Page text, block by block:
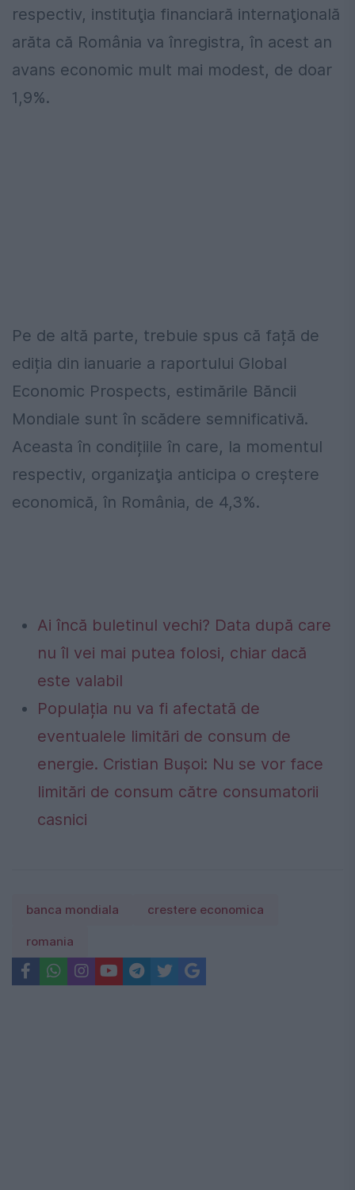
respectiv, instituţia financiară internaţională
arăta că România va înregistra, în acest an
avans economic mult mai modest, de doar
1,9%.
Pe de altă parte, trebuie spus că față de
ediția din ianuarie a raportului Global
Economic Prospects, estimările Băncii
Mondiale sunt în scădere semnificativă.
Aceasta în condițiile în care, la momentul
respectiv, organizaţia anticipa o creștere
economică, în România, de 4,3%.
Ai încă buletinul vechi? Data după care
nu îl vei mai putea folosi, chiar dacă
este valabil
Populația nu va fi afectată de
eventualele limitări de consum de
energie. Cristian Bușoi: Nu se vor face
limitări de consum către consumatorii
casnici
banca mondiala crestere economica
romania